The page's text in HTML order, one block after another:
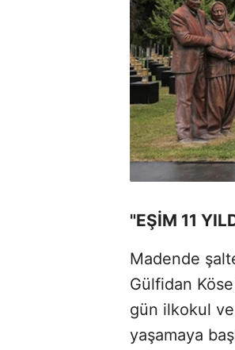
"EŞİM 11
Madende
Gülfidan
gün ilkokul
yaşamaya